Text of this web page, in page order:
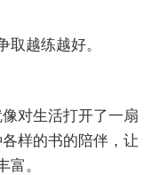
取越练越好。
对生活打开了一扇
样的书的陪伴，让
。